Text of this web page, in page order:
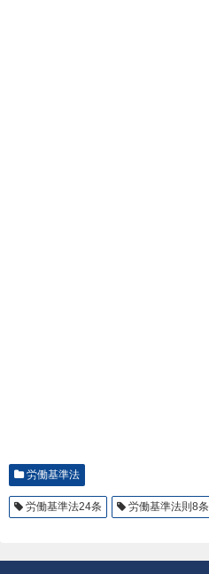
労働基準法
労働基準法24条 労働基準法則8条